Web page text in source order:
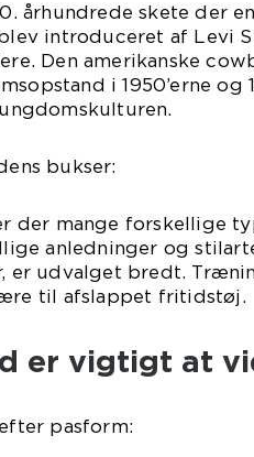
århundrede skete der
introduceret af Levi
Den amerikanske
i 1950’erne og
bukser:
der mange forskellige
anledninger og
er udvalget bredt.
til afslappet fritidstøj.
er vigtigt at
pasform: